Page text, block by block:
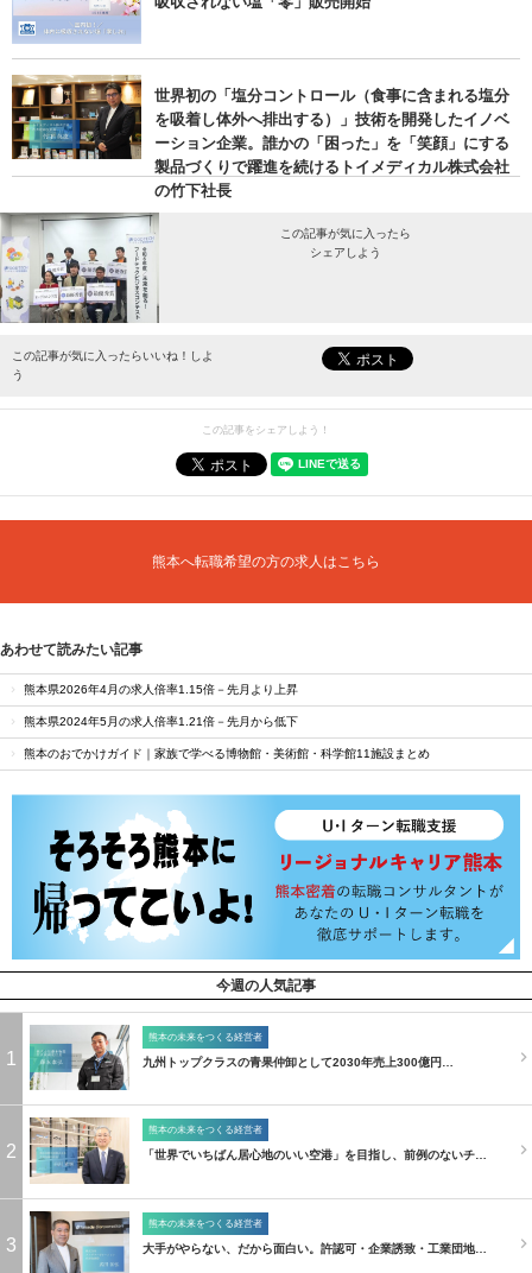
世界初の「塩分コントロール（食事に含まれる塩分
を吸着し体外へ排出する）」技術を開発したイノベ
ーション企業。誰かの「困った」を「笑顔」にする
製品づくりで躍進を続けるトイメディカル株式会社
の竹下社長
この記事が気に入ったら
シェアしよう
最新情報をお届けします。
この記事が気に入ったらいいね！しよ
う
この記事をシェアしよう！
熊本へ転職希望の方の求人はこちら
あわせて読みたい記事
熊本県2026年4月の求人倍率1.15倍－先月より上昇
熊本県2024年5月の求人倍率1.21倍－先月から低下
熊本のおでかけガイド｜家族で学べる博物館・美術館・科学館11施設まとめ
今週の人気記事
1
熊本の未来をつくる経営者
九州トップクラスの青果仲卸として2030年売上300億円…
2
熊本の未来をつくる経営者
「世界でいちばん居心地のいい空港」を目指し、前例のないチ…
3
熊本の未来をつくる経営者
大手がやらない、だから面白い。許認可・企業誘致・工業団地…